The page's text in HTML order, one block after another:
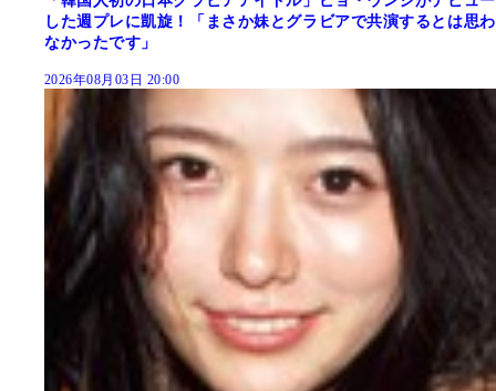
した週プレに凱旋！「まさか妹とグラビアで共演するとは思わ
なかったです」
2026年08月03日 20:00